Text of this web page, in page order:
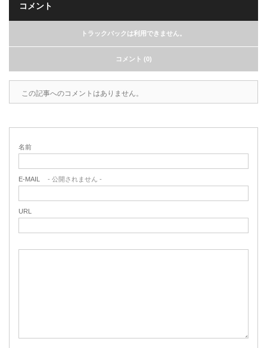
コメント
トラックバックは利用できません。
コメント (0)
この記事へのコメントはありません。
名前
E-MAIL - 公開されません -
URL